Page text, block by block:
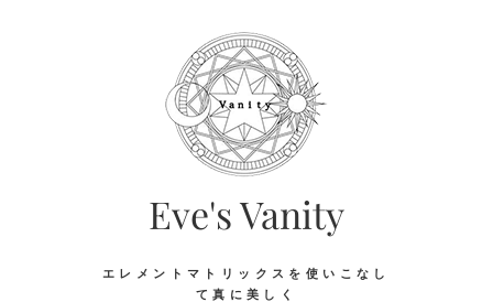
Eve's Vanity
エレメントマトリックスを使いこなし
て真に美しく